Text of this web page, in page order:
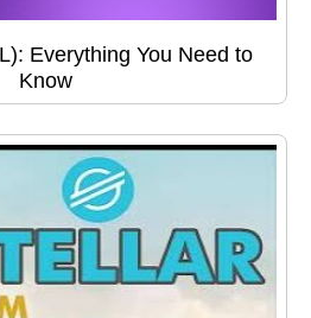
Everything You Need to
Know